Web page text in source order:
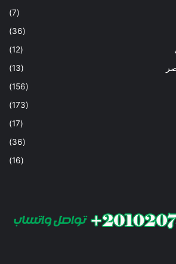
(7)
(36)
(12)
(13)
(156)
(173)
(17)
(36)
(16)